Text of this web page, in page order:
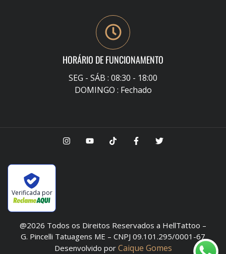
HORÁRIO DE FUNCIONAMENTO
SEG - SÁB : 08:30 - 18:00
DOMINGO : Fechado
Verificada por
@2026 Todos os Direitos Reservados a HellTattoo –
G. Pincelli Tatuagens ME – CNPJ 09.101.295/0001-67
Desenvolvido por Caique Gomes